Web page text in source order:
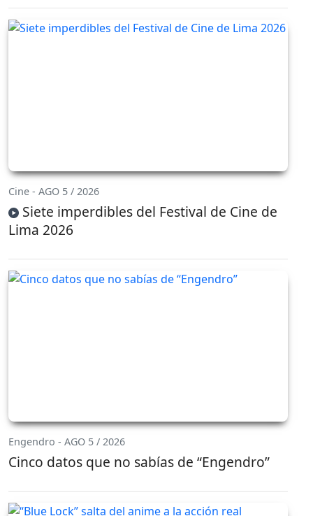
Cine - AGO 5 / 2026
Siete imperdibles del Festival de Cine de
Lima 2026
Engendro - AGO 5 / 2026
Cinco datos que no sabías de “Engendro”